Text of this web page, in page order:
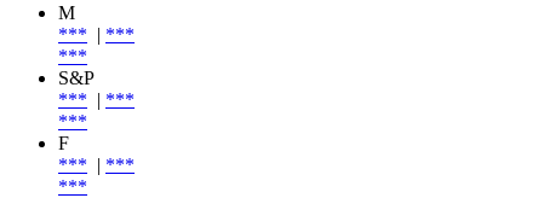
M
*** | ***
***
S&P
*** | ***
***
F
*** | ***
***